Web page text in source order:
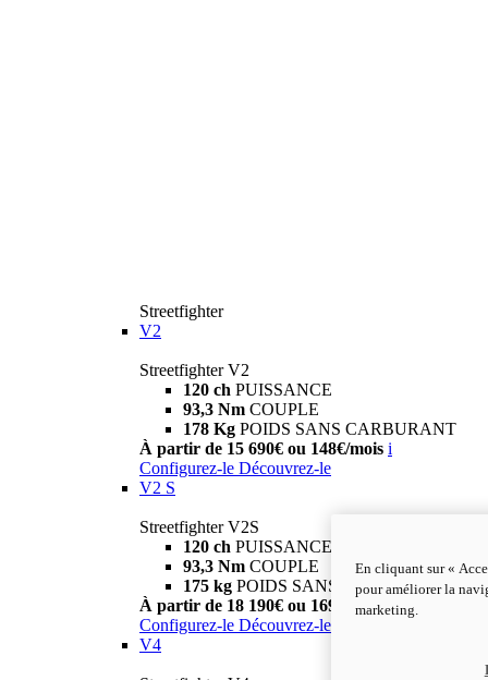
Streetfighter
V2
Streetfighter V2
120 ch PUISSANCE
93,3 Nm COUPLE
178 Kg POIDS SANS CARBURANT
À partir de 15 690€ ou 148€/mois i
Configurez-le Découvrez-le
V2 S
Streetfighter V2S
120 ch PUISSANCE
93,3 Nm COUPLE
175 kg POIDS SANS CARBURANT
À partir de 18 190€ ou 169€/mois i
Configurez-le Découvrez-le
V4
En cliquant sur «
pour améliorer la
marketing.